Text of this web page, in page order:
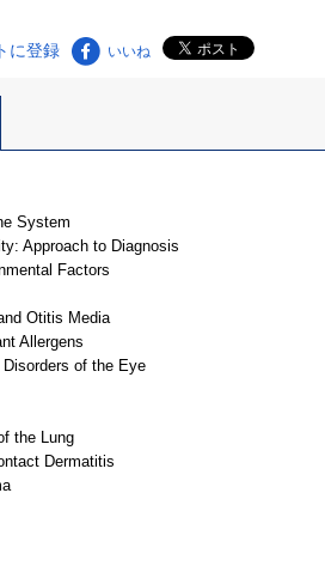
に登録 いいね
System
Approach to Diagnosis
Factors
Otitis Media
Allergens
of the Eye
the Lung
Dermatitis